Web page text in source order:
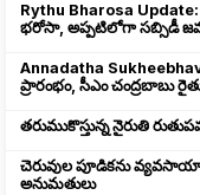
Rythu Bharosa
భరోసా, అప్పటిలోగా సబ్సిడీ
Annadatha
ప్రారంభం, సీఎం చంద్రబాబు
తరుముకొస్తున్న నైరుతి
చెరువుల పూడికను
అనుమతులు